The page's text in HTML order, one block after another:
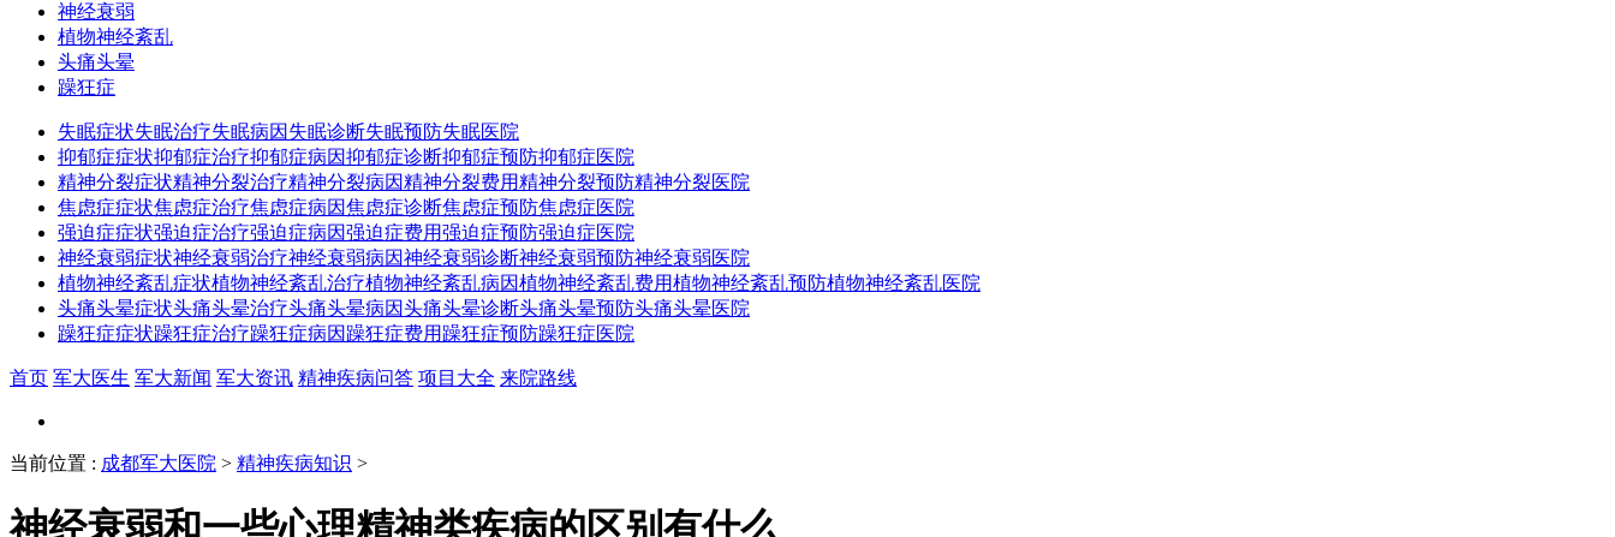
神经衰弱
植物神经紊乱
头痛头晕
躁狂症
失眠症状失眠治疗失眠病因 失眠诊断失眠预防失眠医院
抑郁症症状抑郁症治疗抑郁症病因抑郁症诊断抑郁症预防抑郁症医院
精神分裂症状精神分裂治疗精神分裂病因精神分裂费用精神分裂预防精神分裂医院
焦虑症症状焦虑症治疗焦虑症病因焦虑症诊断焦虑症预防焦虑症医院
强迫症症状强迫症治疗强迫症病因强迫症费用强迫症预防强迫症医院
神经衰弱症状神经衰弱治疗神经衰弱病因神经衰弱诊断神经衰弱预防神经衰弱医院
植物神经紊乱症状植物神经紊乱治疗植物神经紊乱病因植物神经紊乱费用植物神经紊乱预防植物神经紊乱医院
头痛头晕症状头痛头晕治疗头痛头晕病因头痛头晕诊断头痛头晕预防头痛头晕医院
躁狂症症状躁狂症治疗躁狂症病因 躁狂症费用 躁狂症预防躁狂症医院
首页 军大医生 军大新闻 军大资讯 精神疾病问答 项目大全 来院路线
当前位置 : 成都军大医院 > 精神疾病知识 >
神经衰弱和一些心理精神类疾病的区别有什么